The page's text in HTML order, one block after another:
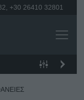
+30 26410 32801